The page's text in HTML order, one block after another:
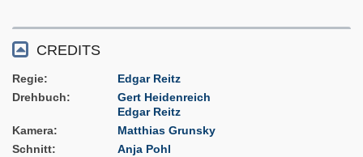
CREDITS
Regie
Edgar Reitz
Drehbuch
Gert Heidenreich
Edgar Reitz
Kamera
Matthias Grunsky
Schnitt
Anja Pohl